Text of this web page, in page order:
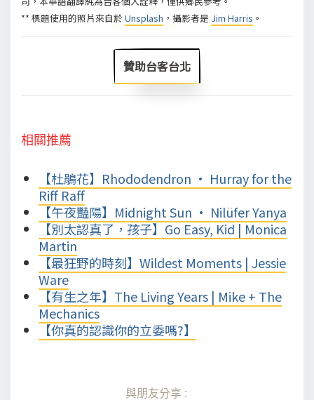
** 標題使用的照片來自於Unsplash ，攝影者是 Jim Harris 。
贊助台客台北
相關推薦
【杜鵑花】Rhododendron • Hurray for the
Riff Raff
【午夜豔陽】Midnight Sun • Nilüfer Yanya
【別太認真了，孩子】Go Easy, Kid | Monica
Martin
【最狂野的時刻】Wildest Moments | Jessie
Ware
【有生之年】The Living Years | Mike + The
Mechanics
【你真的認識你的立委嗎?】
與朋友分享: